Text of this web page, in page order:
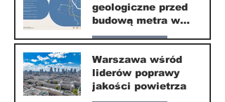
30 mar
geologiczne przed
budową metra w
Wilanowie
Nasze miasto
24 mar
Warszawa wśród
liderów poprawy
jakości powietrza